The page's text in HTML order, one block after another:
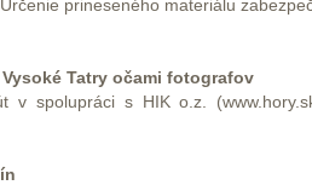
prineseného materiálu
Tatry očami fotografov
v spolupráci s HIK o.z.